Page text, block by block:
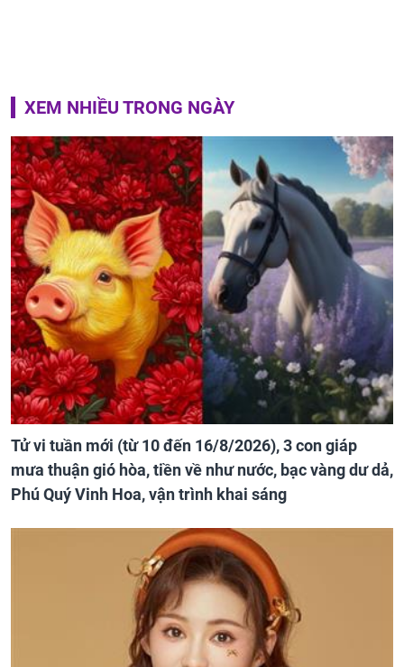
XEM NHIỀU TRONG NGÀY
Tử vi tuần mới (từ 10 đến 16/8/2026), 3 con giáp
mưa thuận gió hòa, tiền về như nước, bạc vàng dư dả,
Phú Quý Vinh Hoa, vận trình khai sáng